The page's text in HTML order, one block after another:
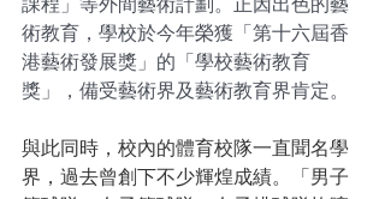
術教育，學校於今年榮獲「第十六屆香
港藝術發展獎」的「學校藝術教育
獎」，備受藝術界及藝術教育界肯定。
與此同時，校內的體育校隊一直聞名學
界，過去曾創下不少輝煌成績。「男子